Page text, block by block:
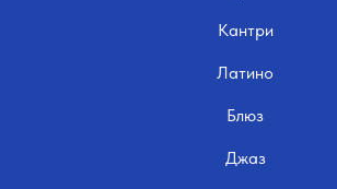
Кантри
Латино
Блюз
Джаз